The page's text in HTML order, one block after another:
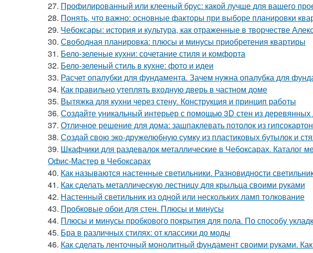
27. Профилированный или клееный брус: какой лучше для вашего
28. Понять, что важно: основные факторы при выборе планировки
29. Чебоксары: история и культура, как отраженные в творчестве
30. Свободная планировка: плюсы и минусы приобретения квартиры
31. Бело-зеленые кухни: сочетание стиля и комфорта
32. Бело-зеленый стиль в кухне: фото и идеи
33. Расчет опалубки для фундамента. Зачем нужна опалубка для
34. Как правильно утеплять входную дверь в частном доме
35. Вытяжка для кухни через стену. Конструкция и принцип работы
36. Создайте уникальный интерьер с помощью 3D стен из деревянных
37. Отличное решение для дома: зашпаклевать потолок из
38. Создай свою эко-дружелюбную сумку из пластиковых бутылок и
39. Шкафчики для раздевалок металлические в Чебоксарах.
Офис-Мастер в Чебоксарах
40. Как называются настенные светильники. Разновидности
41. Как сделать металлическую лестницу для крыльца своими руками
42. Настенный светильник из одной или нескольких ламп толкование
43. Пробковые обои для стен. Плюсы и минусы
44. Плюсы и минусы пробкового покрытия для пола. По способу
45. Бра в различных стилях: от классики до моды
46. Как сделать ленточный монолитный фундамент своими руками.